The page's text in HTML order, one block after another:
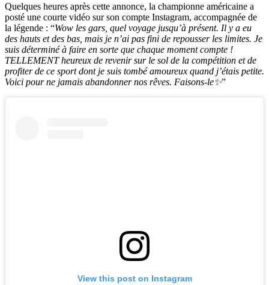
Quelques heures après cette annonce, la championne américaine a
posté une courte vidéo sur son compte Instagram, accompagnée de
la légende : “Wow les gars, quel voyage jusqu’à présent. Il y a eu
des hauts et des bas, mais je n’ai pas fini de repousser les limites. Je
suis déterminé à faire en sorte que chaque moment compte !
TELLEMENT heureux de revenir sur le sol de la compétition et de
profiter de ce sport dont je suis tombé amoureux quand j’étais petite.
Voici pour ne jamais abandonner nos rêves. Faisons-le✨”
View this post on Instagram